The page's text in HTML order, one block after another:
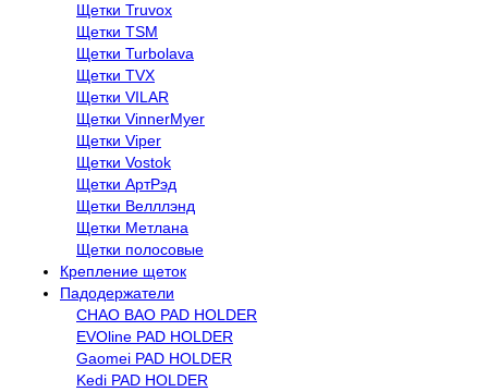
Щетки Truvox
Щетки TSM
Щетки Turbolava
Щетки TVX
Щетки VILAR
Щетки VinnerMyer
Щетки Viper
Щетки Vostok
Щетки АртРэд
Щетки Велллэнд
Щетки Метлана
Щетки полосовые
Крепление щеток
Падодержатели
CHAO BAO PAD HOLDER
EVOline PAD HOLDER
Gaomei PAD HOLDER
Kedi PAD HOLDER